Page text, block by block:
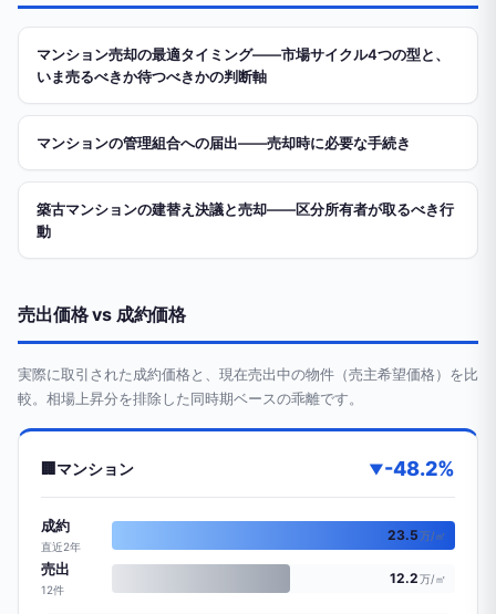
マンション売却の最適タイミング——市場サイクル4つの型と、
いま売るべきか待つべきかの判断軸
マンションの管理組合への届出——売却時に必要な手続き
築古マンションの建替え決議と売却——区分所有者が取るべき行
動
売出価格 vs 成約価格
実際に取引された成約価格と、現在売出中の物件（売主希望価格）を比
較。相場上昇分を排除した同時期ベースの乖離です。
マンション ▼-48.2%
成約
直近2年
23.5万/㎡
売出
12件
12.2万/㎡